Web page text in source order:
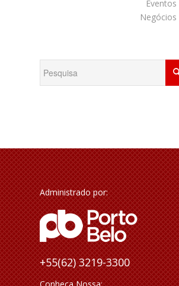
Eventos
Negócios
Administrado por:
+55(62) 3219-3300